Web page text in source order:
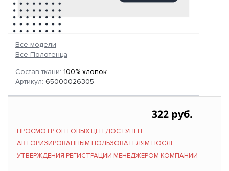
Все модели
Все Полотенца
Состав ткани: 100% хлопок
Артикул: 65000026305
322 руб.
ПРОСМОТР ОПТОВЫХ ЦЕН ДОСТУПЕН
АВТОРИЗИРОВАННЫМ ПОЛЬЗОВАТЕЛЯМ ПОСЛЕ
УТВЕРЖДЕНИЯ РЕГИСТРАЦИИ МЕНЕДЖЕРОМ КОМПАНИИ